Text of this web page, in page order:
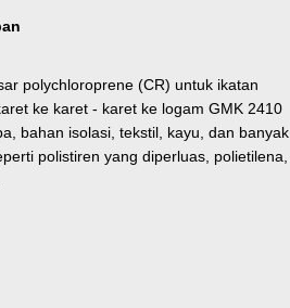
polychloroprene (CR) untuk ikatan
ke karet - karet ke logam GMK 2410
bahan isolasi, tekstil, kayu, dan banyak
polistiren yang diperluas, polietilena,